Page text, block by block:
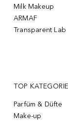
Milk Makeup
ARMAF
Transparent Lab
TOP
Parfüm & Düfte
Make-up